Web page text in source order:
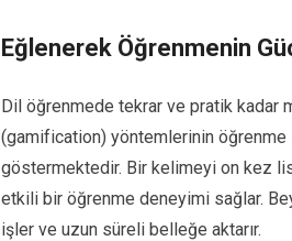
Eğlenerek Öğrenmenin
Dil öğrenmede tekrar ve pratik kadar
(gamification) yöntemlerinin öğrenme
göstermektedir. Bir kelimeyi on kez
etkili bir öğrenme deneyimi sağlar.
işler ve uzun süreli belleğe aktarır.